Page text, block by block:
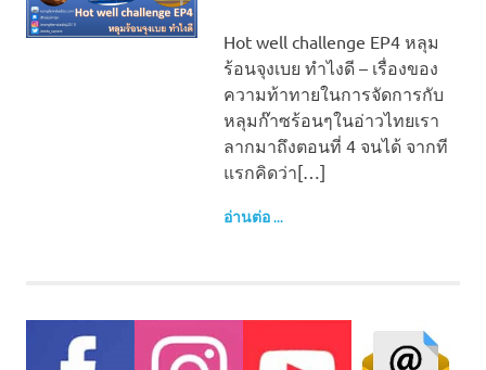
Hot well challenge EP4 หลุม
ร้อนจุงเบย ทำไงดี – เรื่องของ
ความท้าทายในการจัดการกับ
หลุมก๊าซร้อนๆในอ่าวไทยเรา
ลากมาถึงตอนที่ 4 จนได้ จากที
แรกคิดว่า[…]
อ่านต่อ ...